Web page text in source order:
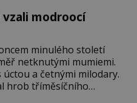
modroocí
minulého století
netknutými mumiemi.
a četnými milodary.
hrob tříměsíčního